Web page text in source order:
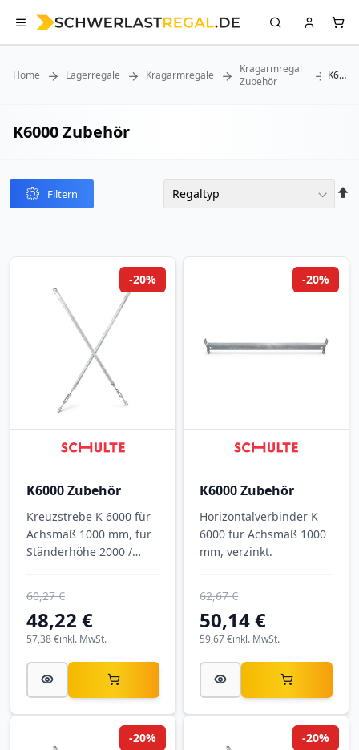
Home Lagerregale Kragarmregale
Kragarmregal
Zubehör
K6000
K6000 Zubehör
In
K6000 Zubehör
Kreuzstrebe K 6000 für
Achsmaß 1000 mm, für
Ständerhöhe 2000 /
48,22 €
60,27 €
-20%
inkl. MwSt.
57,38 €
K6000 Zubehör
Horizontalverbinder K
6000 für Achsmaß 1000
mm, verzinkt.
50,14 €
62,67 €
-20%
inkl. MwSt.
59,67 €
-20% -20%
Filtern